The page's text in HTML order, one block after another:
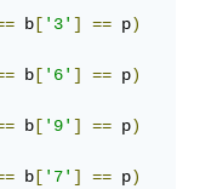
b [ '3' ] == p)
b [ '6' ] == p)
b [ '9' ] == p)
b [ '7' ] == p)